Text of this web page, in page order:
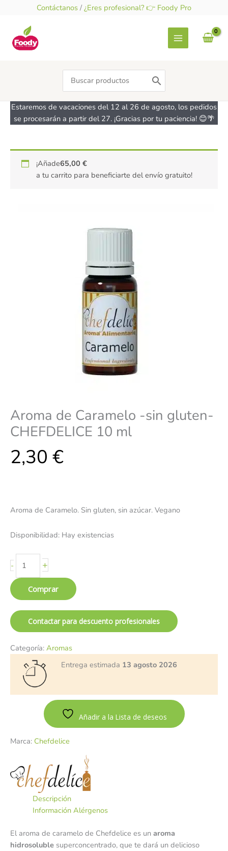
contenido
Contáctanos / ¿Eres profesional? 👉 Foody Pro
Search
for:
Estaremos de vacaciones del 12 al 26 de agosto, los pedidos
se procesarán a partir del 27. ¡Gracias por tu paciencia! 😊🌴
¡Añade65,00€
a tu carrito para beneficiarte del envío gratuito!
Aroma de Caramelo -sin gluten-
CHEFDELICE 10 ml
2,30 €
Aroma de Caramelo. Sin gluten, sin azúcar. Vegano
Disponibilidad: Hay existencias
-
Aroma
de
Caramelo
+
Comprar
Contactar para descuento profesionales
Categoría: Aromas
Entrega estimada 13 agosto 2026
Añadir a la Lista de deseos
Marca: Chefdelice
Descripción
Información Alérgenos
El aroma de caramelo de Chefdelice es un aroma
hidrosoluble superconcentrado, que te dará un delicioso